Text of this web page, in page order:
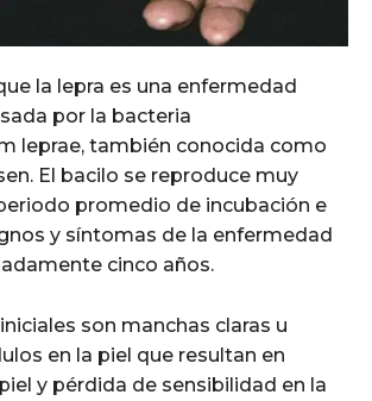
la lepra es una enfermedad
por la bacteria
leprae, también conocida como
El bacilo se reproduce muy
promedio de incubación e
y síntomas de la enfermedad
cinco años.
son manchas claras u
en la piel que resultan en
y pérdida de sensibilidad en la